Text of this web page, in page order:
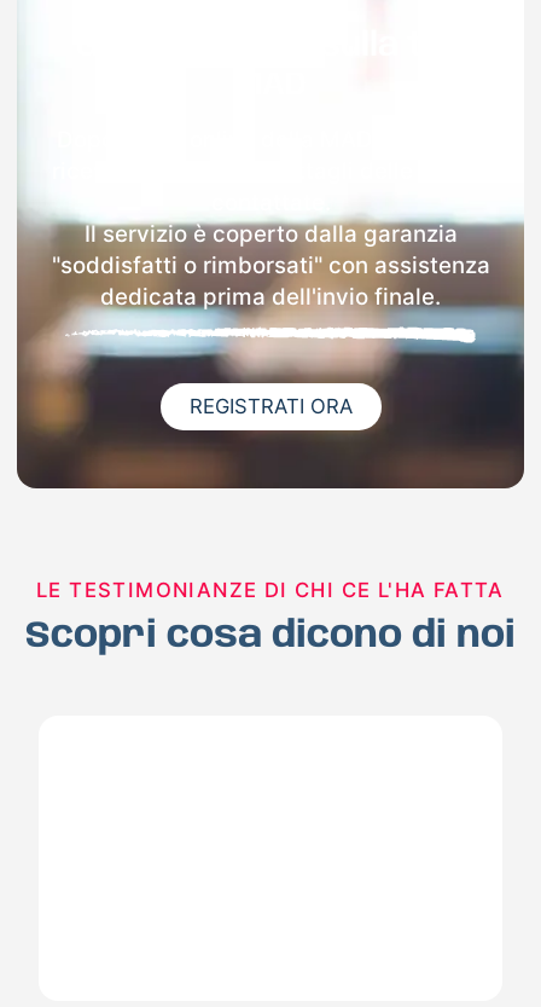
Il servizio è coperto dalla garanzia
"soddisfatti o rimborsati" con assistenza
dedicata prima dell'invio finale.
REGISTRATI ORA
LE TESTIMONIANZE DI CHI CE L'HA FATTA
Scopri cosa dicono di noi